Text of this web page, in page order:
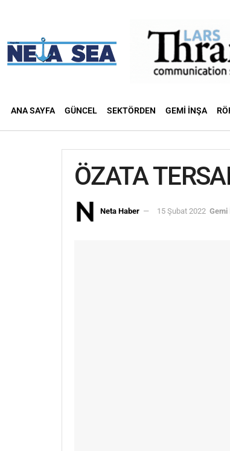
ANA SAYFA GÜNCEL SEKTÖRDEN GEMI İNŞA
ÖZATA
Neta Haber 15 Şubat 2022 Gemi